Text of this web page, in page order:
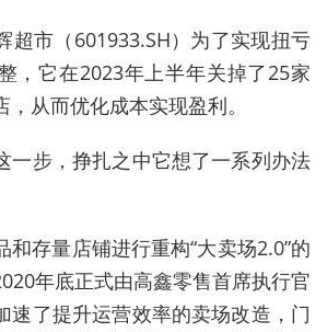
超市（601933.SH）为了实现扭亏
，它在2023年上半年关掉了25家
从而优化成本实现盈利。
一步，挣扎之中它想了一系列办法
和存量店铺进行重构“大卖场2.0”的
年底正式由高鑫零售首席执行官
速了提升运营效率的卖场改造，门